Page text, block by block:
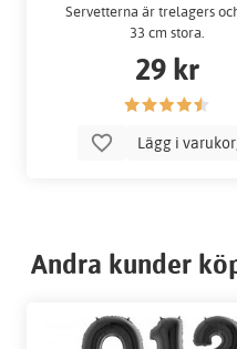
Servetterna är trelagers
33 cm stora.
29 kr
Lägg i
Andra kunder